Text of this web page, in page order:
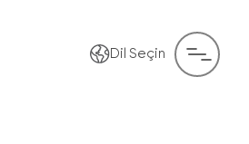
Dil Seçin